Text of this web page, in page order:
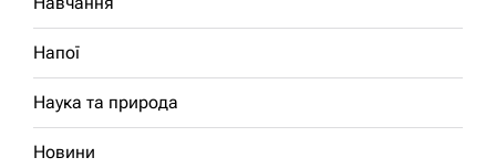
Напої
Наука та природа
Новини